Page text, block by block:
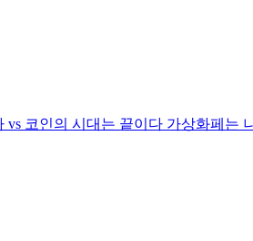
코인의 시대는 끝이다 가상화페는